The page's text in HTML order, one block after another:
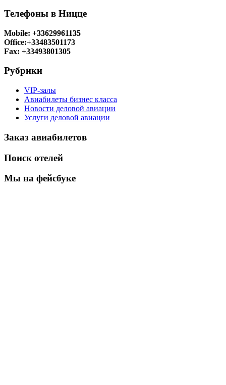
Телефоны в Ницце
Mobile: +33629961135
Office:+33483501173
Fax: +33493801305
Рубрики
VIP-залы
Авиабилеты бизнес класса
Новости деловой авиации
Услуги деловой авиации
Заказ авиабилетов
Поиск отелей
Мы на фейсбуке